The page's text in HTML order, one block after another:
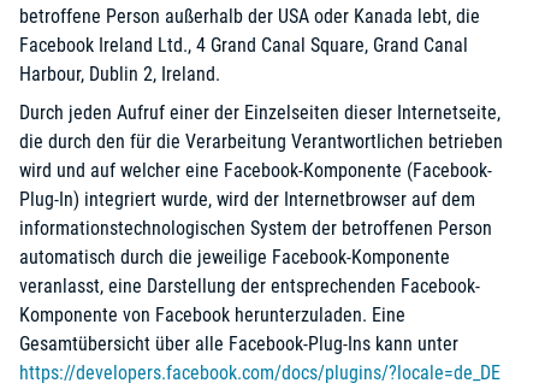
betroffene Person außerhalb der USA oder Kanada lebt, die
Facebook Ireland Ltd., 4 Grand Canal Square, Grand Canal
Harbour, Dublin 2, Ireland.
Durch jeden Aufruf einer der Einzelseiten dieser Internetseite,
die durch den für die Verarbeitung Verantwortlichen betrieben
wird und auf welcher eine Facebook-Komponente (Facebook-
Plug-In) integriert wurde, wird der Internetbrowser auf dem
informationstechnologischen System der betroffenen Person
automatisch durch die jeweilige Facebook-Komponente
veranlasst, eine Darstellung der entsprechenden Facebook-
Komponente von Facebook herunterzuladen. Eine
Gesamtübersicht über alle Facebook-Plug-Ins kann unter
https://developers.facebook.com/docs/plugins/?locale=de_DE